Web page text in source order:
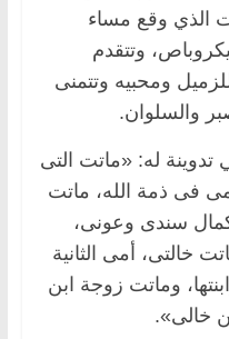
الذي وقع مساء
وتتقدم
ومحبيه وتتمنى
والسلوان.
له: «ماتت التى
فى ذمة الله، ماتت
سندى وعونى،
خالتى، أمى الثانية
وماتت زوجة ابن
خالى».